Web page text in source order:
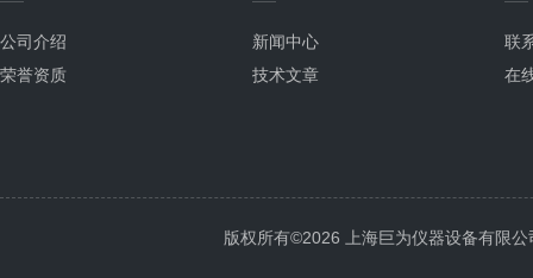
公司介绍
荣誉资质
新闻中心
技术文章
联
在
版权所有©2026 上海巨为仪器设备有限